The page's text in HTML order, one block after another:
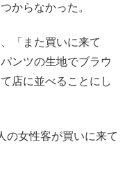
からなかった。
「また買いに来て
ンツの生地でブラウ
店に並べることにし
の女性客が買いに来て